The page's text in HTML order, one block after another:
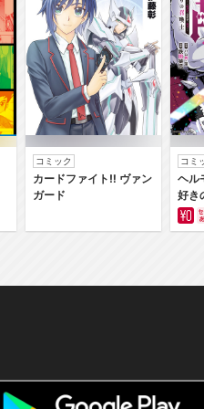
コミック
カードファイト‼ ヴァン
ガード
コミ
ヘル
好き
の異
じま